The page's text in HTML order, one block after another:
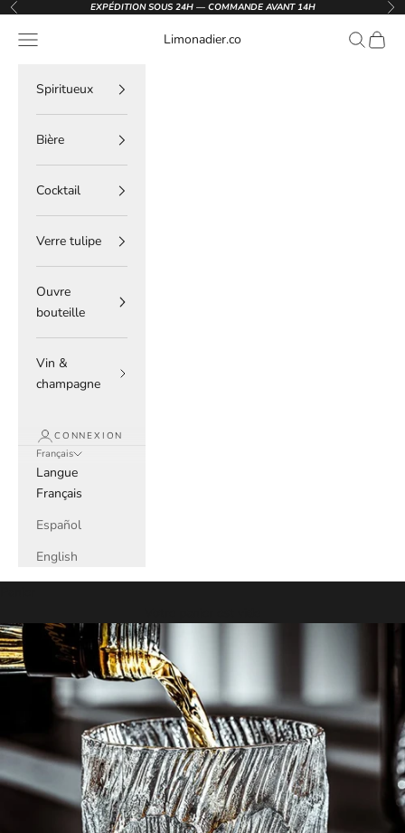
Passer au contenu
Précédent EXPÉDITION SOUS 24H — COMMANDE AVANT 14H
Limonadier.co
Menu Recherche
Panier
Spiritueux
Bière
Cocktail
Verre tulipe
Ouvre
bouteille
Vin &
champagne
CONNEXION
Français
Langue
Français
Español
English